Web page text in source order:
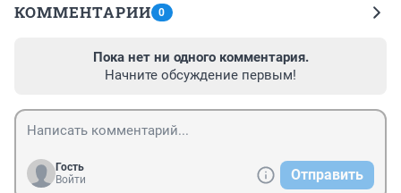
КОММЕНТАРИИ 0
Пока нет ни одного комментария.
Начните обсуждение первым!
Гость
Войти
Отправить